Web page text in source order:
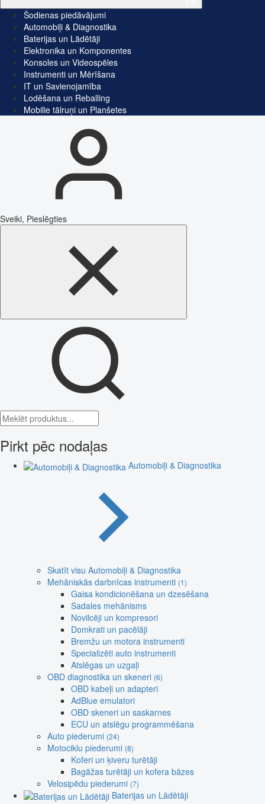
Šodienas piedāvājumi
Automobiļi & Diagnostika
Baterijas un Lādētāji
Elektronika un Komponentes
Konsoles un Videospēles
Instrumenti un Mērīšana
IT un Savienojamība
Lodēšana un Reballing
Mobilie tālruņi un Planšetes
Sveiki, Pieslēgties
Pirkt pēc nodaļas
Automobiļi & Diagnostika
Skatīt visu Automobiļi & Diagnostika
Mehāniskās darbnīcas instrumenti (1)
Gaisa kondicionēšana un dzesēšana
Sadales mehānisms
Novilcēji un kompresori
Domkrati un pacēlāji
Bremžu un motora instrumenti
Specializēti auto instrumenti
Atslēgas un uzgaļi
OBD diagnostika un skeneri (6)
OBD kabeļi un adapteri
AdBlue emulatori
OBD skeneri un saskarnes
ECU un atslēgu programmēšana
Auto piederumi (24)
Motociklu piederumi (8)
Koferi un ķiveru turētāji
Bagāžas turētāji un kofera bāzes
Velosipēdu piederumi (7)
Baterijas un Lādētāji